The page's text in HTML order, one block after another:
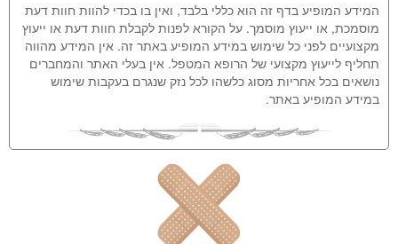
המידע המופיע בדף זה הוא כללי בלבד, ואין בו בכדי להוות חוות דעת
מוסמכת, או ייעוץ מוסמך. על הקורא לפנות לקבלת חוות דעת או ייעוץ
מקצועיים לפני כל שימוש במידע המופיע באתר זה. אין המידע מהווה
תחליף לייעוץ מקצועי של הרופא המטפל. אין בעלי האתר והמחברים
נושאים בכל אחריות מסוג כלשהו לכל נזק שנגרם בעקבות שימוש
במידע המופיע באתר.